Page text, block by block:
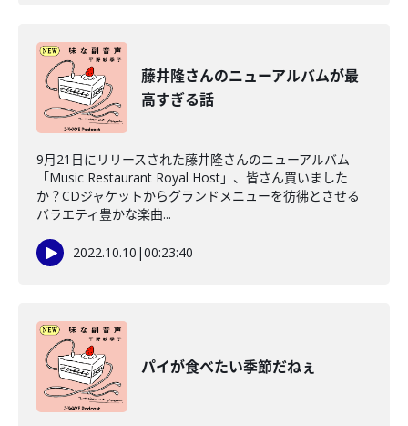
藤井隆さんのニューアルバムが最
高すぎる話
9月21日にリリースされた藤井隆さんのニューアルバム
「Music Restaurant Royal Host」、皆さん買いました
か？CDジャケットからグランドメニューを彷彿とさせる
バラエティ豊かな楽曲...
2022.10.10 |00:23:40
パイが食べたい季節だねぇ